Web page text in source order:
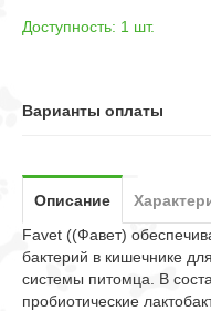
Доступность: 1 шт.
Варианты оплаты
Описание
Favet ((Фавет)
бактерий в кишечнике
системы питомца. В
пробиотические